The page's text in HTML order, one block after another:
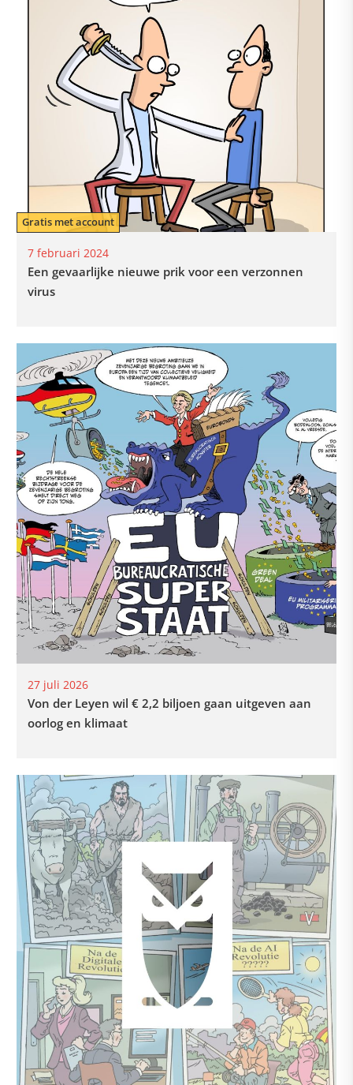
7 februari 2024
Gratis met account
Een gevaarlijke nieuwe prik voor een verzonnen
virus
27 juli 2026
Von der Leyen wil € 2,2 biljoen gaan uitgeven aan
oorlog en klimaat